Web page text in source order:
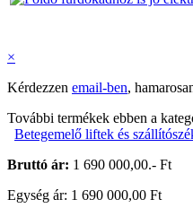
×
Kérdezzen email-ben,
További termékek ebben a
Betegemelő liftek és
Bruttó ár: 1 690 000,00.- Ft
Egység ár: 1 690 000,00 Ft